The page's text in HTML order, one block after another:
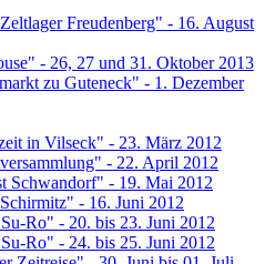
Freudenberg" - 16. August
- 26, 27 und 31. Oktober 2013
zu Guteneck" - 1. Dezember
in Vilseck" - 23. März 2012
- 22. April 2012
Schwandorf" - 19. Mai 2012
- 16. Juni 2012
Ro" - 20. bis 23. Juni 2012
Ro" - 24. bis 25. Juni 2012